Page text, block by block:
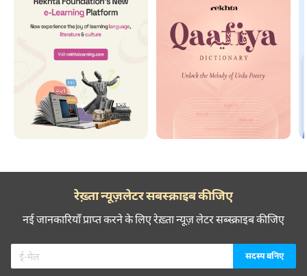
रेख़्ता न्यूज़लेटर सबस्क्राइब कीजिए
नई जानकारियाँ प्राप्त करने के लिए रेख़्ता न्यूज़ लेटर सब्स्क्राइब कीजिए